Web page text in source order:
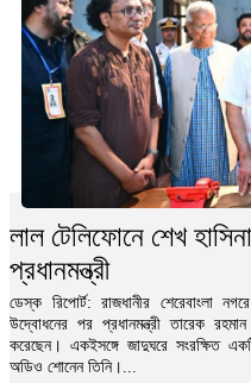
লাল টেলিফোনে শেখ
প্রধানমন্ত্রী
ডেস্ক রিপোর্ট: রাজধানীর শেরেবাংলা
উদ্বোধনের পর প্রধানমন্ত্রী তারেক
করেছেন। একইসঙ্গে জাদুঘরে সংরক্ষিত
অডিও শোনেন তিনি।...